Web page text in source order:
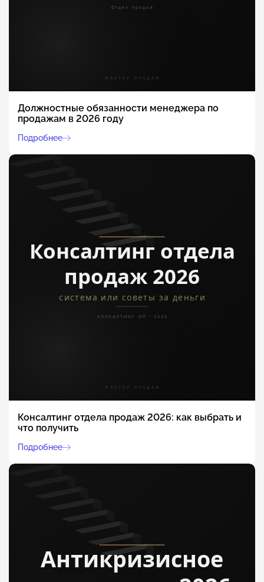
Должностные обязанности менеджера по
продажам в 2026 году
Подробнее
Консалтинг отдела продаж 2026: как выбрать и
что получить
Подробнее